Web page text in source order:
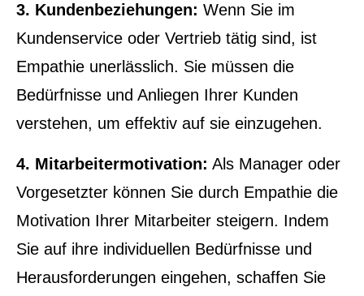
3. Kundenbeziehungen: Wenn Sie im
Kundenservice oder Vertrieb tätig sind, ist
Empathie unerlässlich. Sie müssen die
Bedürfnisse und Anliegen Ihrer Kunden
verstehen, um effektiv auf sie einzugehen.
4. Mitarbeitermotivation: Als Manager oder
Vorgesetzter können Sie durch Empathie die
Motivation Ihrer Mitarbeiter steigern. Indem
Sie auf ihre individuellen Bedürfnisse und
Herausforderungen eingehen, schaffen Sie